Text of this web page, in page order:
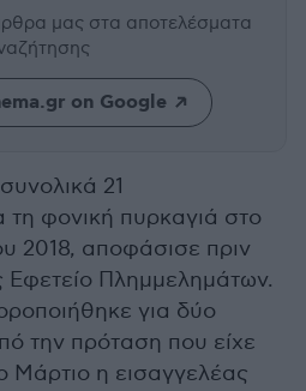
μας στα αποτελέσματα
on Google
21
τη φονική πυρκαγιά στο
2018, αποφάσισε πριν
Εφετείο Πλημμελημάτων.
για δύο
την πρόταση που είχε
Μάρτιο η εισαγγελέας